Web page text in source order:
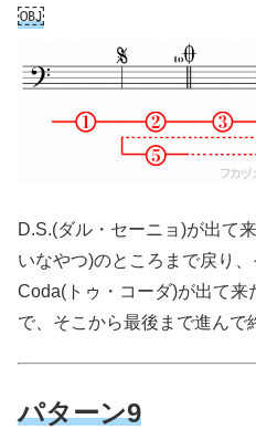
￼
D.S.(ダル・セーニョ)が出て
いなやつ)のところまで戻り
Coda(トゥ・コーダ)が出て来
で、そこから最後まで進んで
パターン9